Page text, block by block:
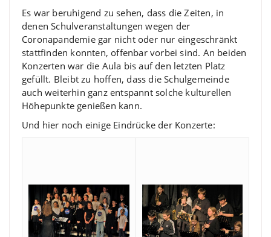
Es war beruhigend zu sehen, dass die Zeiten, in
denen Schulveranstaltungen wegen der
Coronapandemie gar nicht oder nur eingeschränkt
stattfinden konnten, offenbar vorbei sind. An beiden
Konzerten war die Aula bis auf den letzten Platz
gefüllt. Bleibt zu hoffen, dass die Schulgemeinde
auch weiterhin ganz entspannt solche kulturellen
Höhepunkte genießen kann.
Und hier noch einige Eindrücke der Konzerte: